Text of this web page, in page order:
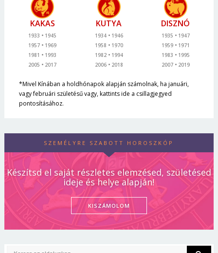
KAKAS
1933
1945
1957
1969
1981
1993
2005
2017
KUTYA
1934
1946
1958
1970
1982
1994
2006
2018
DISZNÓ
1935
1947
1959
1971
1983
1995
2007
2019
*Mivel Kínában a holdhónapok alapján számolnak, ha januári,
vagy februári születésű vagy, kattints ide a csillagjegyed
pontosításához.
SZEMÉLYRE SZABOTT HOROSZKÓP
Készítsd el saját részletes elemzésed, születésed
ideje és helye alapján!
KISZÁMOLOM